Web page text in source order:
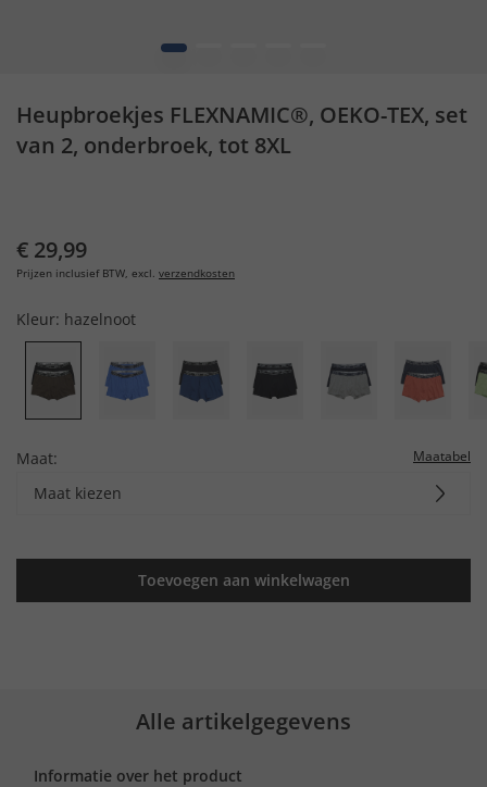
1
Heupbroekjes FLEXNAMIC®, OEKO-TEX, set
van 2, onderbroek, tot 8XL
€ 29,99
Prijzen inclusief BTW, excl. verzendkosten
Kleur: hazelnoot
Maat: Maatabel
Maat kiezen
Toevoegen aan winkelwagen
Alle artikelgegevens
Informatie over het product